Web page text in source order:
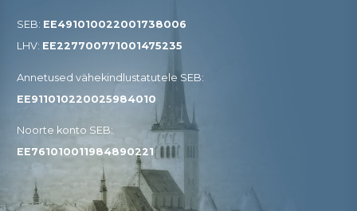
SEB: EE491010022001738006
LHV: EE227700771001475235
Annetused vähekindlustatutele SEB​:
EE911010220025984010
Noorte konto SEB:
EE761010011984890221